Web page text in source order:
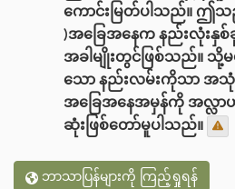
ကောင်းမြတ်ပါသည်။ ဤ
)အခြေအနေက နည်းလုံး
အခါမျိုးတွင်ဖြစ်သည်။
သော နည်းလမ်းကိုသာ အသုံ
အခြေအနေအမှန်ကို အလ္လ
ဆုံးဖြစ်တော်မူပါသည်။
ဘာသာပြန်များကို ကြည့်ရှုရန်